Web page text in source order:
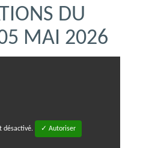
DU
MAI 2026
désactivé. ✓ Autoriser